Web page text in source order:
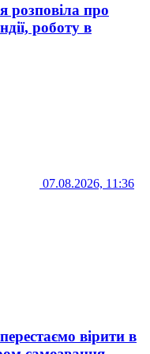
розповіла про
роботу в
07.08.2026, 11:36
вірити в